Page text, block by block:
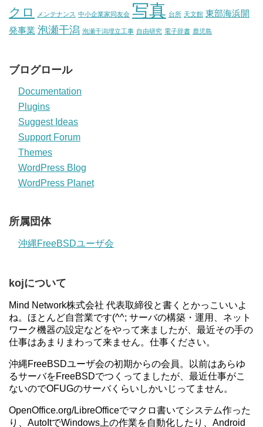
クロ
メンテナンス 中小企業家同友会 写真 台所 天文館 東部海浜開
発事業 泡瀬干潟 泡瀬干潟埋立工事 自由研究 電子辞書 鹿児島
ブログロール
Documentation
Plugins
Suggest Ideas
Support Forum
Themes
WordPress Blog
WordPress Planet
所属団体
沖縄FreeBSDユーザ会
kojについて
Mind Network株式会社 代表取締役と書くとかっこいいよ
ね。ほとんど自営業です(^^; サーバの構築・運用、ネット
ワーク機器の設定などをやって来ましたが、最近その手の
仕事はあまりまわって来ません。仕事ください。
沖縄FreeBSDユーザ会の初期からの会員。以前はあらゆ
るサーバをFreeBSDでつくってましたが、最近仕事がこ
ないのでOFUGのサーバくらいしかいじってません。
OpenOffice.org/LibreOfficeでマクロ書いてシステム作った
り、AutoItでWindows上の作業を自動化したり、Android